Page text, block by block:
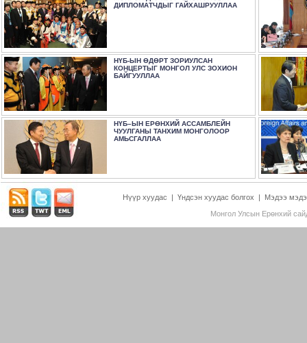
ДИПЛОМАТЧДЫГ ГАЙХАШРУУЛЛАА
НҮБ-ЫН ӨДӨРТ ЗОРИУЛСАН
КОНЦЕРТЫГ МОНГОЛ УЛС ЗОХИОН
БАЙГУУЛЛАА
НҮБ–ЫН ЕРӨНХИЙ АССАМБЛЕЙН
ЧУУЛГАНЫ ТАНХИМ МОНГОЛООР
АМЬСГАЛЛАА
Нүүр хуудас | Үндсэн хуудас болгох |
Мэдээ
Монгол Улсын Ерөнхий